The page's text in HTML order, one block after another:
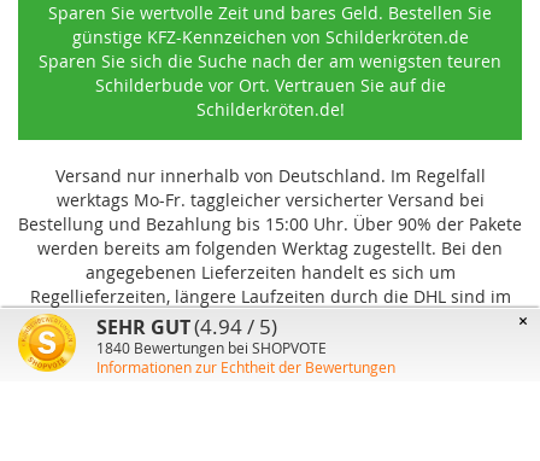
Sparen Sie wertvolle Zeit und bares Geld. Bestellen Sie
günstige KFZ-Kennzeichen von Schilderkröten.de
Sparen Sie sich die Suche nach der am wenigsten teuren
Schilderbude vor Ort. Vertrauen Sie auf die
Schilderkröten.de!
Versand nur innerhalb von Deutschland. Im Regelfall
werktags Mo-Fr. taggleicher versicherter Versand bei
Bestellung und Bezahlung bis 15:00 Uhr. Über 90% der Pakete
werden bereits am folgenden Werktag zugestellt. Bei den
angegebenen Lieferzeiten handelt es sich um
Regellieferzeiten, längere Laufzeiten durch die DHL sind im
Einzelfall möglich und können von uns nicht beeinflusst
werden.
×
SEHR GUT(4.94 / 5)
1840 Bewertungen bei SHOPVOTE
Informationen zur Echtheit der Bewertungen